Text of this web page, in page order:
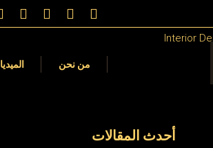
من نحن الميديا
مقالات
مقالات
أحدث المقالات